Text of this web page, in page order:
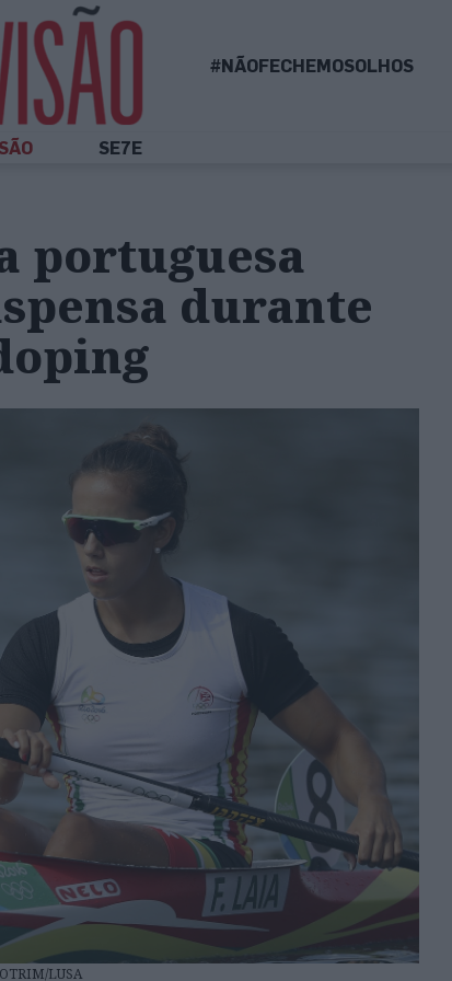
#NÃOFECHEMOSOLHOS
SE7E
portuguesa
durante
LUSA